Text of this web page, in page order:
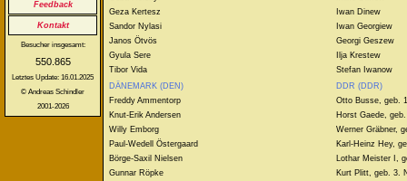
Feedback
Kontakt
Besucher insgesamt:
550.865
Letztes Update: 16.01.2025
© Andreas Schindler
2001-2026
Geza Kertesz
Sandor Nylasi
Janos Ötvös
Gyula Sere
Tibor Vida
Iwan Dinew
Iwan Georgiew
Georgi Geszew
Ilja Krestew
Stefan Iwanow
DÄNEMARK (DEN)
Freddy Ammentorp
Knut-Erik Andersen
Willy Emborg
Paul-Wedell Östergaard
Börge-Saxil Nielsen
Gunnar Röpke
DDR (DDR)
Otto Busse, geb.
Horst Gaede,
Werner Gräbner,
Karl-Heinz Hey,
Lothar Meister I,
Kurt Plitt, geb. 3.